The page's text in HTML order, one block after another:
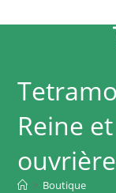
Reine
> Boutique